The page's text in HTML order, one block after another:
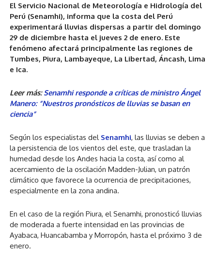
El Servicio Nacional de Meteorología e Hidrología del
Perú (Senamhi), informa que la costa del Perú
experimentará lluvias dispersas a partir del domingo
29 de diciembre hasta el jueves 2 de enero. Este
fenómeno afectará principalmente las regiones de
Tumbes, Piura, Lambayeque, La Libertad, Áncash, Lima
e Ica.
Leer más:Senamhi responde a críticas de ministro Ángel
Manero: “Nuestros pronósticos de lluvias se basan en
ciencia”
Según los especialistas del Senamhi, las lluvias se deben a
la persistencia de los vientos del este, que trasladan la
humedad desde los Andes hacia la costa, así como al
acercamiento de la oscilación Madden-Julian, un patrón
climático que favorece la ocurrencia de precipitaciones,
especialmente en la zona andina.
En el caso de la región Piura, el Senamhi, pronosticó lluvias
de moderada a fuerte intensidad en las provincias de
Ayabaca, Huancabamba y Morropón, hasta el próximo 3 de
enero.